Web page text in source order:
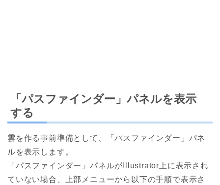
「パスファインダー」パネルを表示
する
雲を作る事前準備として、「パスファインダー」パネ
ルを表示します。
「パスファインダー」パネルがIllustrator上に表示され
ていない場合、上部メニューから以下の手順で表示さ